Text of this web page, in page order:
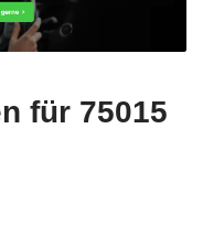
für 75015